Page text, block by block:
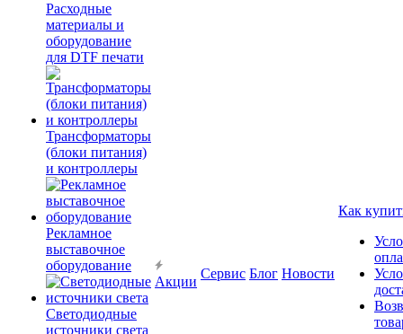
Расходные
материалы и
оборудование
для DTF печати
Трансформаторы
(блоки питания)
и контроллеры
Рекламное
выставочное
оборудование
Светодиодные
источники света
Акции
Сервис Блог Новости
Как